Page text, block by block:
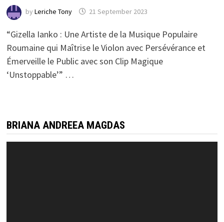
by Leriche Tony 21 September 2023
“Gizella Ianko : Une Artiste de la Musique Populaire
Roumaine qui Maîtrise le Violon avec Persévérance et
Émerveille le Public avec son Clip Magique
‘Unstoppable’” …
BRIANA ANDREEA MAGDAS